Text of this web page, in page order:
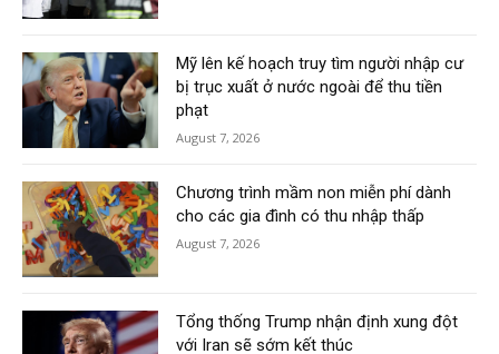
Mỹ lên kế hoạch truy tìm người nhập cư
bị trục xuất ở nước ngoài để thu tiền
phạt
August 7, 2026
Chương trình mầm non miễn phí dành
cho các gia đình có thu nhập thấp
August 7, 2026
Tổng thống Trump nhận định xung đột
với Iran sẽ sớm kết thúc